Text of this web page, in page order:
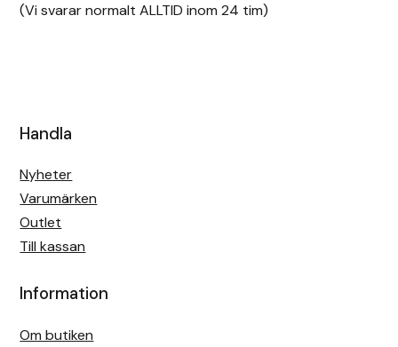
(Vi svarar normalt ALLTID inom 24 tim)
Handla
Nyheter
Varumärken
Outlet
Till kassan
Information
Om butiken